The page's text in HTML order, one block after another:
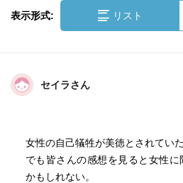
表示形式: リスト
セイラさん
女性の自己犠牲が美徳とされてい
でも皆さんの感想を見ると女性
かもしれない。